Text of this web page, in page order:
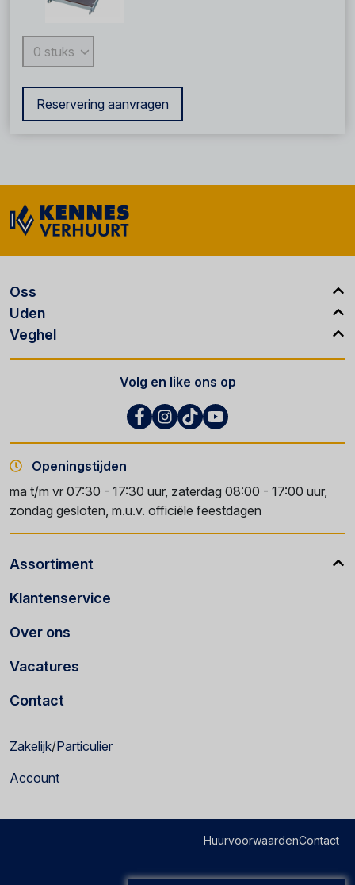
Reservering aanvragen
Oss
Uden
Veghel
Volg en like ons op
Openingstijden
ma t/m vr 07:30 - 17:30 uur, zaterdag 08:00 - 17:00 uur,
zondag gesloten, m.u.v. officiële feestdagen
Assortiment
Klantenservice
Over ons
Vacatures
Contact
Zakelijk/Particulier
Account
HuurvoorwaardenContact